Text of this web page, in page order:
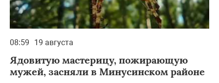
08:59 19 августа
Ядовитую мастерицу, пожирающую
мужей, засняли в Минусинском районе